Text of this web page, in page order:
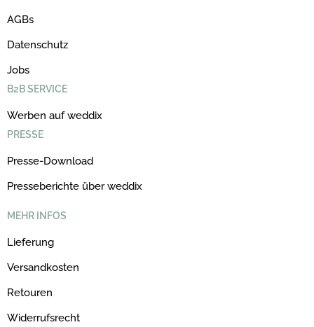
AGBs
Datenschutz
Jobs
B2B SERVICE
Werben auf weddix
PRESSE
Presse-Download
Presseberichte über weddix
MEHR INFOS
Lieferung
Versandkosten
Retouren
Widerrufsrecht